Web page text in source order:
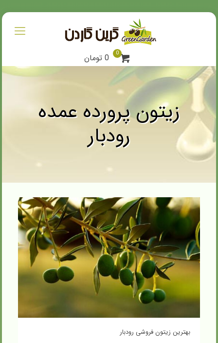
0 0 تومان
زیتون پرورده عمده
رودبار
بهترین زیتون فروشی رودبار